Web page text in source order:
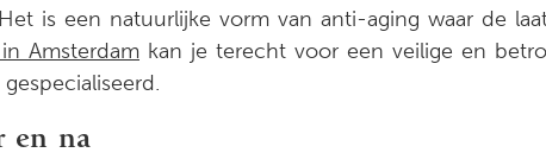
is een natuurlijke vorm van anti-aging waar de
Amsterdam kan je terecht voor een veilige en
en na